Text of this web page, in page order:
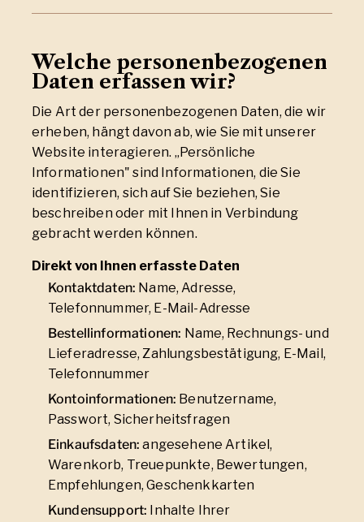
Welche personenbezogenen
Daten erfassen wir?
Die Art der personenbezogenen Daten, die wir
erheben, hängt davon ab, wie Sie mit unserer
Website interagieren. „Persönliche
Informationen" sind Informationen, die Sie
identifizieren, sich auf Sie beziehen, Sie
beschreiben oder mit Ihnen in Verbindung
gebracht werden können.
Direkt von Ihnen erfasste Daten
Kontaktdaten: Name, Adresse,
Telefonnummer, E-Mail-Adresse
Bestellinformationen: Name, Rechnungs- und
Lieferadresse, Zahlungsbestätigung, E-Mail,
Telefonnummer
Kontoinformationen: Benutzername,
Passwort, Sicherheitsfragen
Einkaufsdaten: angesehene Artikel,
Warenkorb, Treuepunkte, Bewertungen,
Empfehlungen, Geschenkkarten
Kundensupport: Inhalte Ihrer